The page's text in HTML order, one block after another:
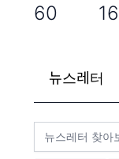
60
뉴스레터